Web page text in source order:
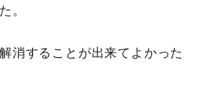
。
消することが出来てよかった